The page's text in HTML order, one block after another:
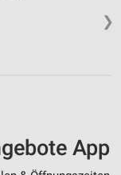
❯
App